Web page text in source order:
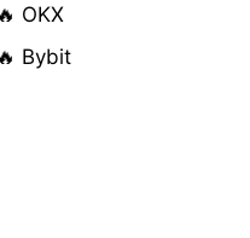
🔥 OKX
🔥 Bybit